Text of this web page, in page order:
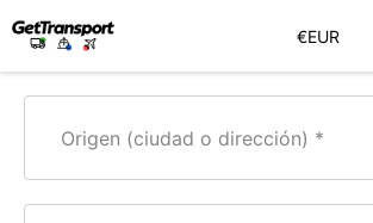
€EUR
Origen (ciudad o dirección)